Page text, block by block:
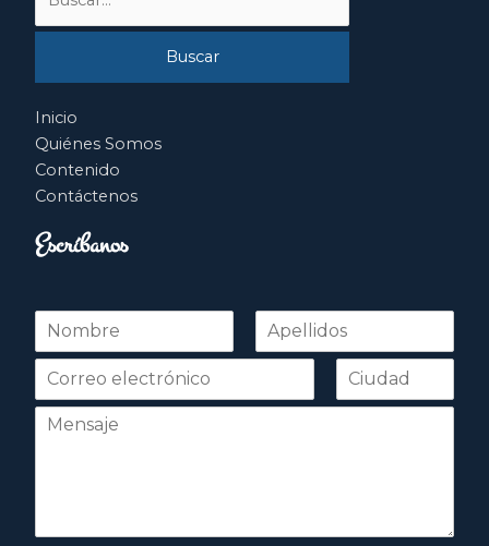
por:
Inicio
Quiénes Somos
Contenido
Contáctenos
Escríbanos
N
m
r
Nombre Apellidos